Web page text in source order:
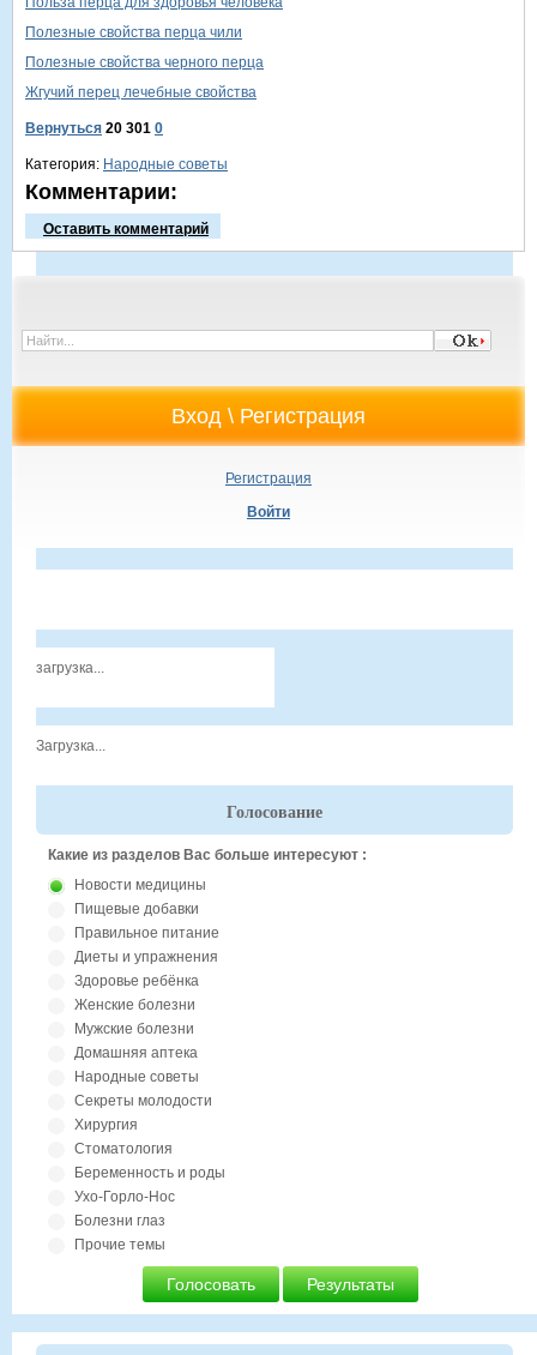
Полезные свойства перца чили
Полезные свойства черного перца
Жгучий перец лечебные свойства
Вернуться 20 301 0
Категория: Народные советы
Комментарии:
Оставить комментарий
Регистрация
Войти
загрузка...
Загрузка...
Голосование
Какие из разделов Вас больше интересуют :
Новости медицины
Пищевые добавки
Правильное питание
Диеты и упражнения
Здоровье ребёнка
Женские болезни
Мужские болезни
Домашняя аптека
Народные советы
Секреты молодости
Хирургия
Стоматология
Беременность и роды
Ухо-Горло-Нос
Болезни глаз
Прочие темы
Голосовать Результаты